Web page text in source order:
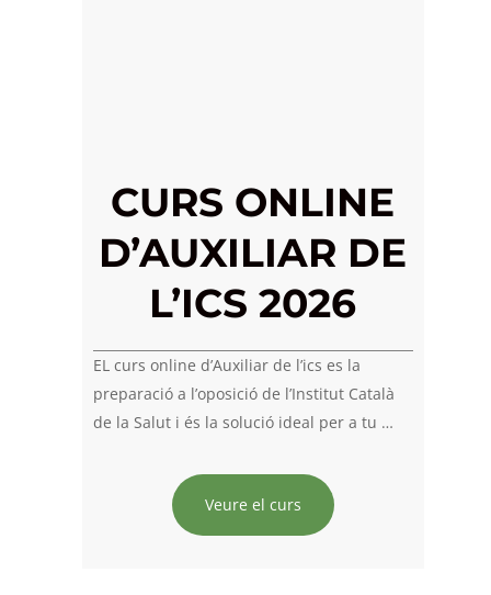
CURS ONLINE
D’AUXILIAR DE
L’ICS 2026
EL curs online d’Auxiliar de l’ics es la
preparació a l’oposició de l’Institut Català
de la Salut i és la solució ideal per a tu …
Veure el curs